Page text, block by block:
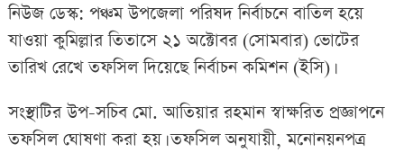
নিউজ ডেস্ক: পঞ্চম উপজেলা পরিষদ নির্বাচনে বাতিল হয়ে
যাওয়া কুমিল্লার তিতাসে ২১ অক্টোবর (সোমবার) ভোটের
তারিখ রেখে তফসিল দিয়েছে নির্বাচন কমিশন (ইসি)।
সংস্থাটির উপ-সচিব মো. আতিয়ার রহমান স্বাক্ষরিত প্রজ্ঞাপনে
তফসিল ঘোষণা করা হয়। তফসিল অনুযায়ী, মনোনয়নপত্র